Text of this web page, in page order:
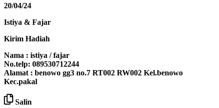
20/04/24
Istiya & Fajar
Kirim Hadiah
Nama : istiya / fajar
No.telp: 089530712244
Alamat : benowo gg3 no.7 RT002 RW002 Kel.benowo
Kec.pakal
Salin